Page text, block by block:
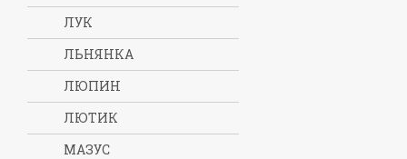
ЛУК
ЛЬНЯНКА
ЛЮПИН
ЛЮТИК
МАЗУС